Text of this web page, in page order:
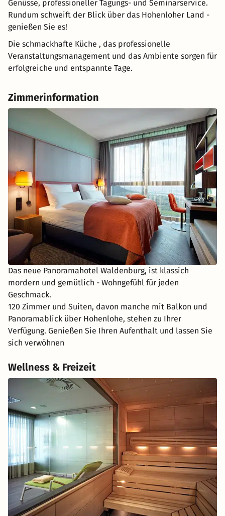
Genüsse, professioneller Tagungs- und Seminarservice.
Rundum schweift der Blick über das Hohenloher Land -
genießen Sie es!
Die schmackhafte Küche , das professionelle
Veranstaltungsmanagement und das Ambiente sorgen für
erfolgreiche und entspannte Tage.
Zimmerinformation
Das neue Panoramahotel Waldenburg, ist klassich
mordern und gemütlich - Wohngefühl für jeden
Geschmack.
120 Zimmer und Suiten, davon manche mit Balkon und
Panoramablick über Hohenlohe, stehen zu Ihrer
Verfügung. Genießen Sie Ihren Aufenthalt und lassen Sie
sich verwöhnen
Wellness & Freizeit